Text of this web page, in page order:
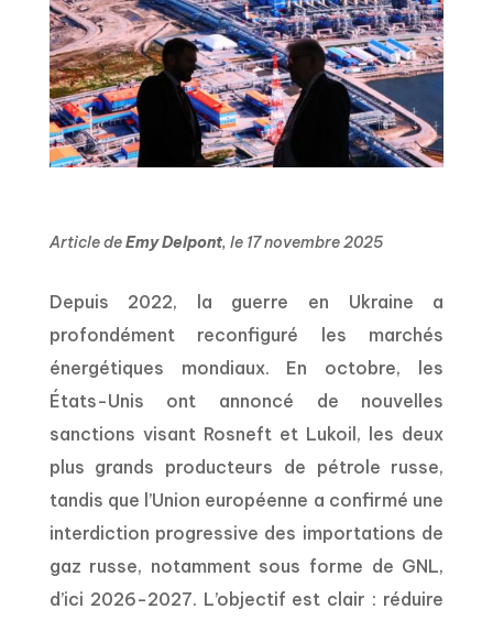
Article deEmy Delpont, le 17 novembre 2025
Depuis 2022, la guerre en Ukraine a
profondément reconfiguré les marchés
énergétiques mondiaux. En octobre, les
États-Unis ont annoncé de nouvelles
sanctions visant Rosneft et Lukoil, les deux
plus grands producteurs de pétrole russe,
tandis que l’Union européenne a confirmé une
interdiction progressive des importations de
gaz russe, notamment sous forme de GNL,
d’ici 2026-2027. L’objectif est clair : réduire